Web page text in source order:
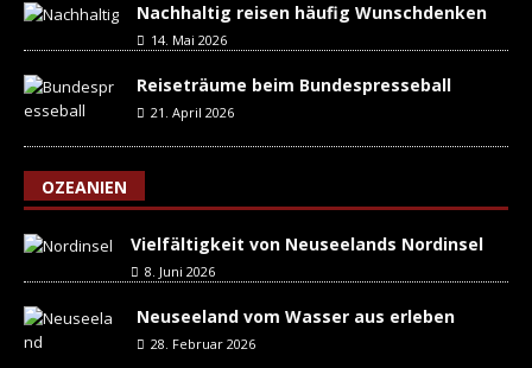
Nachhaltig reisen häufig Wunschdenken
14. Mai 2026
Reiseträume beim Bundespresseball
21. April 2026
OZEANIEN
Vielfältigkeit von Neuseelands Nordinsel
8. Juni 2026
Neuseeland vom Wasser aus erleben
28. Februar 2026